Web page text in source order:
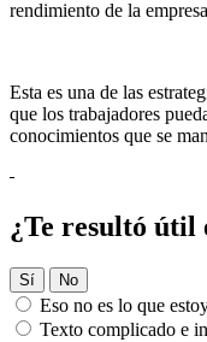
rendimiento de la
Esta es una de las
que los trabajadores
conocimientos que se
¿Te resultó útil
Sí No
Eso no es lo que
Texto complicado e